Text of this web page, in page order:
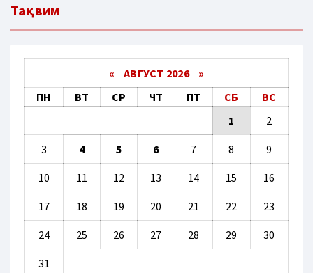
Тақвим
« АВГУСТ 2026 »
ПН
ВТ СР ЧТ ПТ СБ
ВС
1
2
3 4 5 6 7 8 9
10 11 12 13 14 15 16
17 18 19 20 21 22 23
24 25 26 27 28 29 30
31